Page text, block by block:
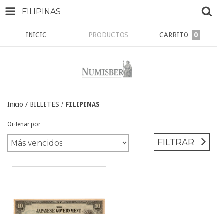
FILIPINAS
INICIO PRODUCTOS CARRITO 0
Inicio / BILLETES / FILIPINAS
Ordenar por
FILTRAR